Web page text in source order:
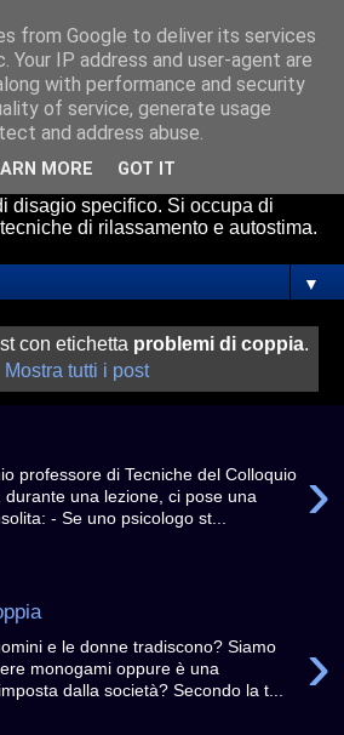
Roma Avezzano
riceve presso gli studi di
Effettua servizio di
online. Esperto nel trattamento di
disagio specifico. Si occupa di
di rilassamento e autostima.
▼
con etichetta problemi di coppia.
Mostra tutti i post
›
professore di Tecniche del Colloquio
durante una lezione, ci pose una
- Se uno psicologo st...
›
e le donne tradiscono? Siamo
monogami oppure è una
dalla società? Secondo la t...
from Google to deliver its services
Your IP address and user-agent are
with performance and security
of service, generate usage
and address abuse.
MORE GOT IT